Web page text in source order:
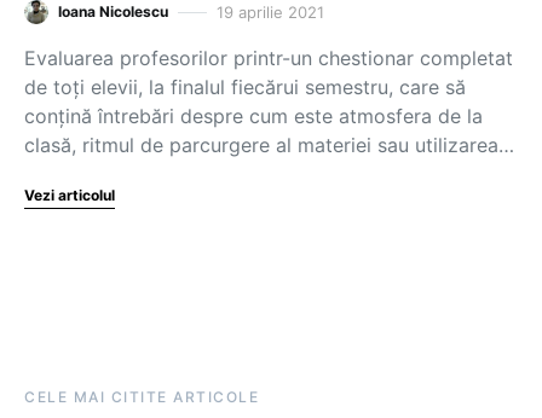
Ioana Nicolescu 19 aprilie 2021
Evaluarea profesorilor printr-un chestionar completat
de toți elevii, la finalul fiecărui semestru, care să
conțină întrebări despre cum este atmosfera de la
clasă, ritmul de parcurgere al materiei sau utilizarea…
Vezi articolul
CELE MAI CITITE ARTICOLE